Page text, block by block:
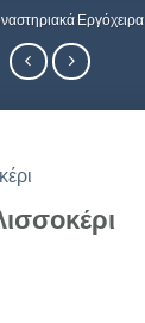
Εργόχειρα